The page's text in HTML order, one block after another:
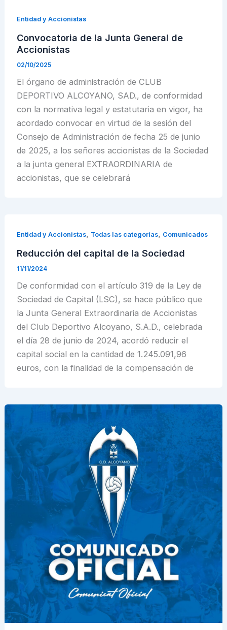
Entidad y Accionistas
Convocatoria de la Junta General de
Accionistas
02/10/2025
El órgano de administración de CLUB
DEPORTIVO ALCOYANO, SAD., de conformidad
con la normativa legal y estatutaria en vigor, ha
acordado convocar en virtud de la sesión del
Consejo de Administración de fecha 25 de junio
de 2025, a los señores accionistas de la Sociedad
a la junta general EXTRAORDINARIA de
accionistas, que se celebrará
Entidad y Accionistas, Todas las categorías, Comunicados
Reducción del capital de la Sociedad
11/11/2024
De conformidad con el artículo 319 de la Ley de
Sociedad de Capital (LSC), se hace público que
la Junta General Extraordinaria de Accionistas
del Club Deportivo Alcoyano, S.A.D., celebrada
el día 28 de junio de 2024, acordó reducir el
capital social en la cantidad de 1.245.091,96
euros, con la finalidad de la compensación de